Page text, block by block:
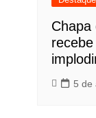
Chapa
5 de